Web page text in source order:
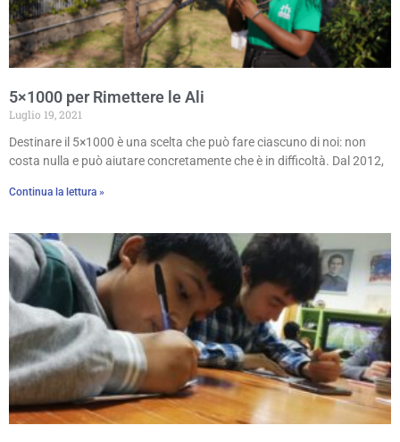
5×1000 per Rimettere le Ali
Luglio 19, 2021
Destinare il 5×1000 è una scelta che può fare ciascuno di noi: non
costa nulla e può aiutare concretamente che è in difficoltà. Dal 2012,
Continua la lettura »